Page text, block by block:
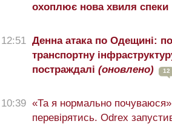
охоплює нова хвиля спеки
12:51 Денна атака по Одещині:
транспортну
постраждалі (оновлено) 12
10:39 «Та я нормально
перевірятись. Odrex